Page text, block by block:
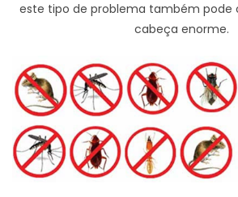
este tipo de problema também pode
cabeça enorme.